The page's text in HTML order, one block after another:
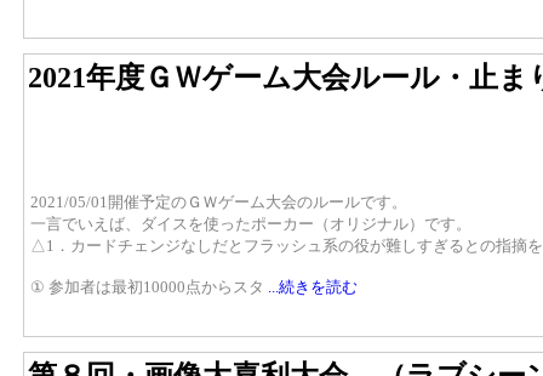
2021年度ＧＷゲーム大会ルール・止ま
2021/05/01開催予定のＧＷゲーム大会のルールです。
一言でいえば、ダイスを使ったポーカー（オリジナル）です。
△1．カードチェンジなしだとフラッシュ系の役が難しすぎるとの指摘
① 参加者は最初10000点からスタ ...続きを読む